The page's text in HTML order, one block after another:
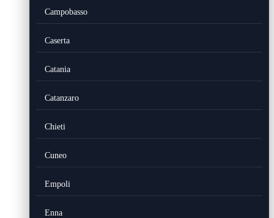
Campobasso
Caserta
Catania
Catanzaro
Chieti
Cuneo
Empoli
Enna